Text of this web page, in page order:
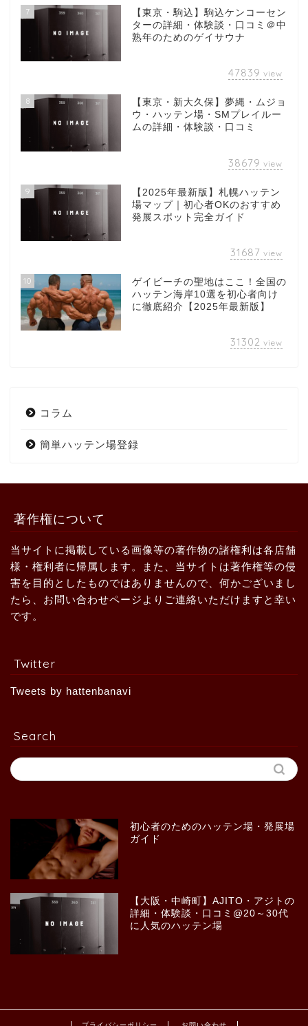
7
【東京・駒込】駒込ケンコーセン
ターの詳細・体験談・口コミ＠中
熟年のためのゲイサウナ
47839 view
8
【東京・新大久保】夢縄・ムジョ
ウ・ハッテン場・SMプレイルー
ムの詳細・体験談・口コミ
38679 view
9
【2025年最新版】札幌ハッテン
場マップ｜初心者OKのおすすめ
発展スポット完全ガイド
31687 view
10
ゲイビーチの聖地はここ！全国の
ハッテン海岸10選を初心者向け
に徹底紹介【2025年最新版】
31302 view
コラム
簡単ハッテン場登録
著作権について
当サイトに掲載している画像等の著作物の諸権利は各店舗
様・権利者に帰属します。また、当サイトは著作権等の侵
害を目的としたものではありませんので、何かございまし
たら、お問い合わせページよりご連絡いただけますと幸い
です。
Twitter
Tweets by hattenbanavi
Search
初心者のためのハッテン場・発展場
ガイド
【大阪・中崎町】AJITO・アジトの
詳細・体験談・口コミ@20～30代
に人気のハッテン場